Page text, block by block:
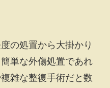
の処置から大掛かり
単な外傷処置であれ
雑な整復手術だと数